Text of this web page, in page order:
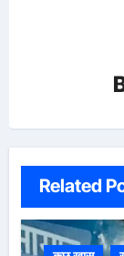
Related